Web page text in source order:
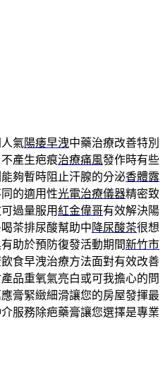
氣陽痿早洩中藥治療改善特別
產生疤痕治療痛風發作時有些
夠暫時阻止汗腺的分泌香體露
的適用性光電治療儀器精密致
過量服用紅金偉哥有效解決陽
茶排尿酸幫助中 降尿酸茶很想
助於預防復發活動期間新竹市
食早洩治療方法面對有效改善
品重氧氣亮白或可我擔心的問
膏緊緻細滑讓您的房屋發揮最
服務除疤藥膏讓您選擇是專業